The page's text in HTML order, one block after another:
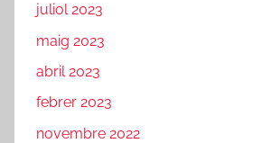
juliol 2023
maig 2023
abril 2023
febrer 2023
novembre 2022